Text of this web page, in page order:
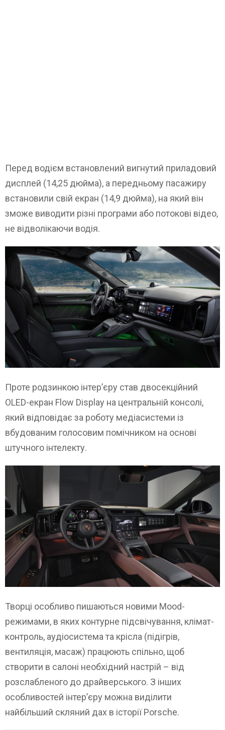
Перед водієм встановлений вигнутий приладовий
дисплей (14,25 дюйма), а передньому пасажиру
встановили свій екран (14,9 дюйма), на який він
зможе виводити різні програми або потокові відео,
не відволікаючи водія.
Проте родзинкою інтер’єру став двосекційний
OLED-екран Flow Display на центральній консолі,
який відповідає за роботу медіасистеми із
вбудованим голосовим помічником на основі
штучного інтелекту.
Творці особливо пишаються новими Mood-
режимами, в яких контурне підсвічування, клімат-
контроль, аудіосистема та крісла (підігрів,
вентиляція, масаж) працюють спільно, щоб
створити в салоні необхідний настрій – від
розслабленого до драйверського. З інших
особливостей інтер’єру можна виділити
найбільший скляний дах в історії Porsche.